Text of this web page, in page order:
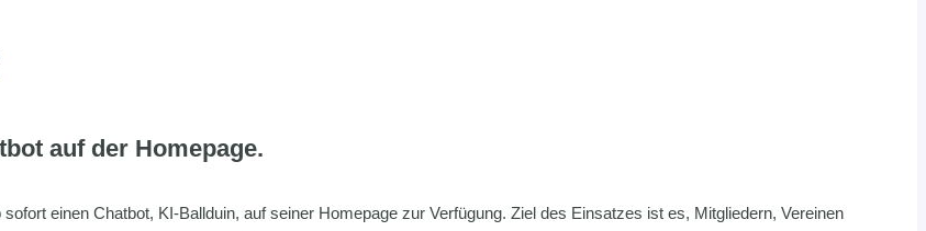
auf der Homepage.
einen Chatbot, KI-Ballduin, auf seiner Homepage zur Verfügung. Ziel des Einsatzes ist es, Mitgliedern, Vereinen